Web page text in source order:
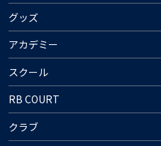
グッズ
アカデミー
スクール
RB COURT
クラブ